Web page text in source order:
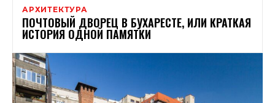
АРХИТЕКТУРА
ПОЧТОВЫЙ ДВОРЕЦ В БУХАРЕСТЕ, ИЛИ КРАТКАЯ
ИСТОРИЯ ОДНОЙ ПАМЯТКИ